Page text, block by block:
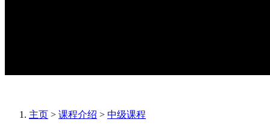
主页 > 课程介绍 > 中级课程